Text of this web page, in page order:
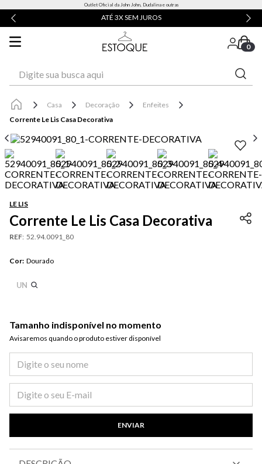
Outlet Oficial da John John, Dudalina e outras
ATÉ 3X SEM JUROS
0
Casa Decoração
Enfeites
Corrente Le Lis Casa Decorativa
LE LIS
Corrente Le Lis Casa Decorativa
REF: 52.94.0091_80
Cor: Dourado
UN
Tamanho indisponível no momento
Avisaremos quando o produto estiver disponível​
ENVIAR